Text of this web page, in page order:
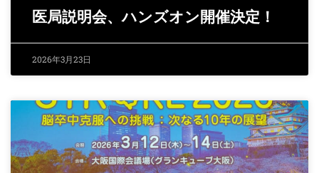
医局説明会、ハンズオン開催決定！
2026年3月23日